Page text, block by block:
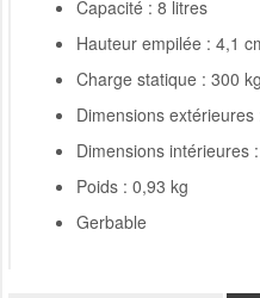
Capacité : 8 litres
Hauteur empilée : 4,1
Charge statique : 300 kg
Dimensions
Dimensions intérieures
Poids : 0,93 kg
Gerbable